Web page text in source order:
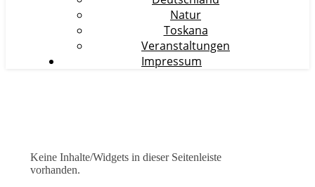
Natur
Toskana
Veranstaltungen
Impressum
Keine Inhalte/Widgets in dieser Seitenleiste
vorhanden.